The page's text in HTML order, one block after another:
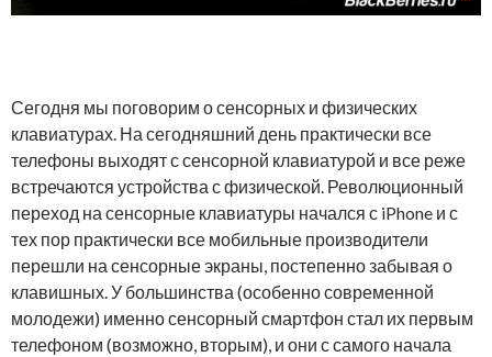
Сегодня мы поговорим о сенсорных и физических
клавиатурах. На сегодняшний день практически все
телефоны выходят с сенсорной клавиатурой и все реже
встречаются устройства с физической. Революционный
переход на сенсорные клавиатуры начался с iPhone и с
тех пор практически все мобильные производители
перешли на сенсорные экраны, постепенно забывая о
клавишных. У большинства (особенно современной
молодежи) именно сенсорный смартфон стал их первым
телефоном (возможно, вторым), и они с самого начала